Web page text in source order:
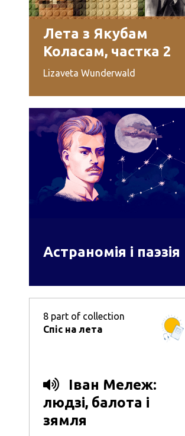
Лета з Якубам
Коласам, частка 2
Lizaveta Wunderwald
Астраномія і паэзія
8 part of collection
Спіс на лета
Іван Мележ:
людзі, балота і
зямля